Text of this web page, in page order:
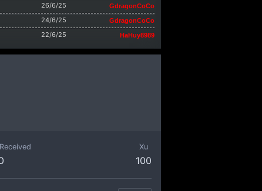
26/6/25 GdragonCoCo
24/6/25 GdragonCoCo
22/6/25 HaHuy8989
Xu
100